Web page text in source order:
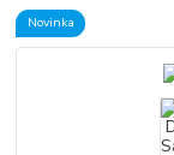
Novinka